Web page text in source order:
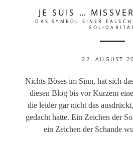
JE SUIS …
DAS SYMBOL EINER FALSCH
22. AUGUST
Nichts Böses im Sinn, hat sich
diesen Blog bis vor Kurzem
die leider gar nicht das
gedacht hatte. Ein Zeichen der
ein Zeichen der Schande